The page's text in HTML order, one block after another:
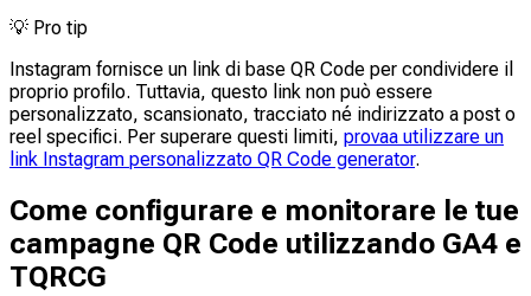
💡 Pro tip
Instagram fornisce un link di base QR Code per condividere il
proprio profilo. Tuttavia, questo link non può essere
personalizzato, scansionato, tracciato né indirizzato a post o
reel specifici. Per superare questi limiti, provaa utilizzare un
link Instagram personalizzato QR Code generator.
Come configurare e monitorare le tue
campagne QR Code utilizzando GA4 e
TQRCG